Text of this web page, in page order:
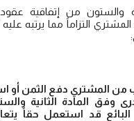
والستون من إتفاقية عقود
المشتري التزاماً مما يرتبه
من المشتري دفع الثمن أو
وفق المادة الثانية
البائع قد استعمل حقاً